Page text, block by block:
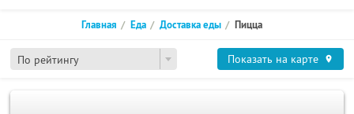
По рейтингу
Главная Еда Доставка еды Пицца
Показать на карте